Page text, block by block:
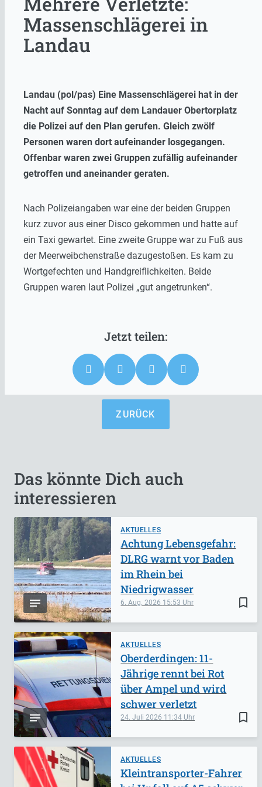
Massenschlägerei in
Landau
Landau (pol/pas) Eine Massenschlägerei hat in der
Nacht auf Sonntag auf dem Landauer Obertorplatz
die Polizei auf den Plan gerufen. Gleich zwölf
Personen waren dort aufeinander losgegangen.
Offenbar waren zwei Gruppen zufällig aufeinander
getroffen und aneinander geraten.
Nach Polizeiangaben war eine der beiden Gruppen
kurz zuvor aus einer Disco gekommen und hatte auf
ein Taxi gewartet. Eine zweite Gruppe war zu Fuß aus
der Meerweibchenstraße dazugestoßen. Es kam zu
Wortgefechten und Handgreiflichkeiten. Beide
Gruppen waren laut Polizei „gut angetrunken“.
ZURÜCK
Das könnte Dich auch
interessieren
AKTUELLES
bookmark_border
6. Aug. 2026 15:53
Achtung Lebensgefahr:
DLRG warnt vor Baden
im Rhein bei
Niedrigwasser
AKTUELLES
bookmark_border
24. Juli 2026 11:34
Oberderdingen: 11-
Jährige rennt bei Rot
über Ampel und wird
schwer verletzt
AKTUELLES
Kleintransporter-Fahrer